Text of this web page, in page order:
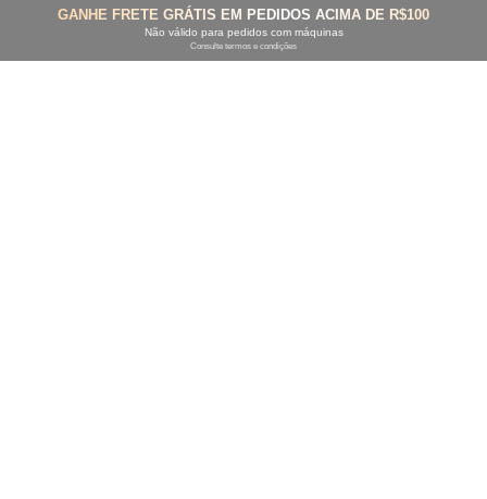
GANHE FRETE GRÁTIS EM PEDIDOS ACIMA DE R$100
Não válido para pedidos com máquinas
Consulte termos e condições